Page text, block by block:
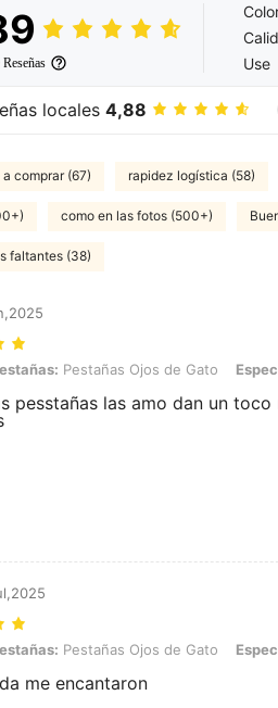
Use
locales 4,88
comprar (67) rapidez logística (58)
como en las fotos (500+)
faltantes (38)
Pestañas Ojos de Gato,
Pestañas Ojos de Gato
pesstañas las amo dan un
Pestañas Ojos de Gato,
Pestañas Ojos de Gato
me encantaron